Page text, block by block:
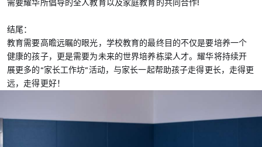
需要耀华所倡导的全人教育以及家庭教育的共同合作!
结尾：
教育需要高瞻远瞩的眼光，学校教育的最终目的不仅是要培养一个
健康的孩子，更是需要为未来的世界培养栋梁人才。耀华将持续开
展更多的“家长工作坊”活动，与家长一起帮助孩子走得更长，走得更
远，走得更好！